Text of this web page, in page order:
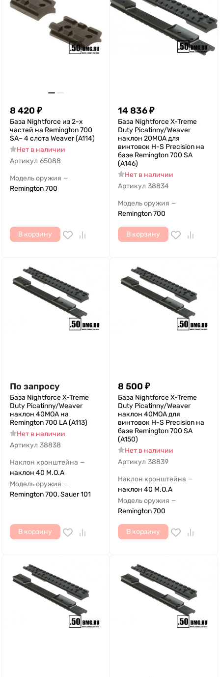
8 420 ₽
База Nightforce из 2-х
частей на Remington 700
SA– 4 слота Weaver (A114)
Нет в наличии
Артикул 65088
Модель оружия —
Remington 700
В корзину
14 836₽
База Nightforce X-Treme
Duty Picatinny/Weaver
наклон 20MOA для
винтовок H-S Precision на
базе Remington 700 SA
(A146)
Нет в наличии
Артикул 38834
Модель оружия —
Remington 700
В корзину
По запросу
База Nightforce X-Treme
Duty Picatinny/Weaver
наклон 40MOA на
Remington 700 LA (A113)
Нет в наличии
Артикул 38838
Наклон кронштейна —
наклон 40 M.O.A
Модель оружия —
Remington 700, Sauer 101
В корзину
8 500 ₽
База Nightforce X-Treme
Duty Picatinny/Weaver
наклон 40MOA для
винтовок H-S Precision на
базе Remington 700 SA
(A150)
Нет в наличии
Артикул 38839
Наклон кронштейна —
наклон 40 M.O.A
Модель оружия —
Remington 700
В корзину